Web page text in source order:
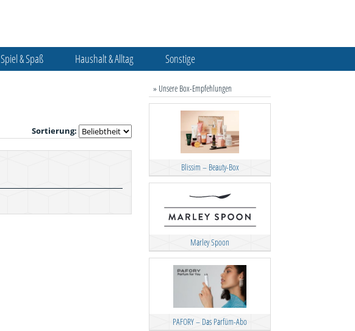
Spiel & Spaß Haushalt & Alltag Sonstige
Sortierung:
» Unsere Box-Empfehlungen
Blissim – Beauty-Box
Marley Spoon
PAFORY – Das Parfüm-Abo